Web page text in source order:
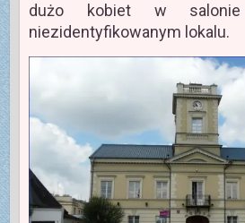
dużo kobiet w
niezidentyfikowanym lokalu.